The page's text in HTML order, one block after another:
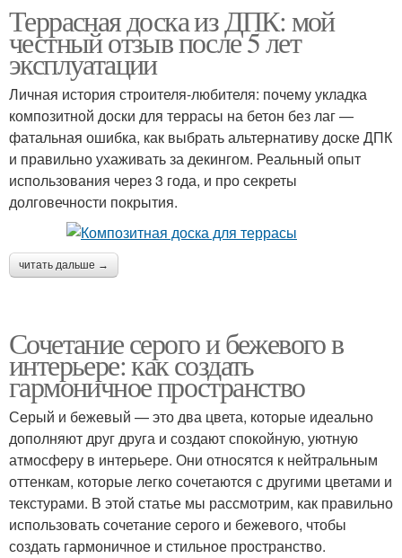
Террасная доска из ДПК: мой
честный отзыв после 5 лет
эксплуатации
Личная история строителя-любителя: почему укладка
композитной доски для террасы на бетон без лаг —
фатальная ошибка, как выбрать альтернативу доске ДПК
и правильно ухаживать за декингом. Реальный опыт
использования через 3 года, и про секреты
долговечности покрытия.
читать дальше →
Сочетание серого и бежевого в
интерьере: как создать
гармоничное пространство
Серый и бежевый — это два цвета, которые идеально
дополняют друг друга и создают спокойную, уютную
атмосферу в интерьере. Они относятся к нейтральным
оттенкам, которые легко сочетаются с другими цветами и
текстурами. В этой статье мы рассмотрим, как правильно
использовать сочетание серого и бежевого, чтобы
создать гармоничное и стильное пространство.